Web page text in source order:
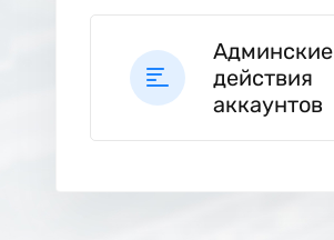
Админские
действия
аккаунтов